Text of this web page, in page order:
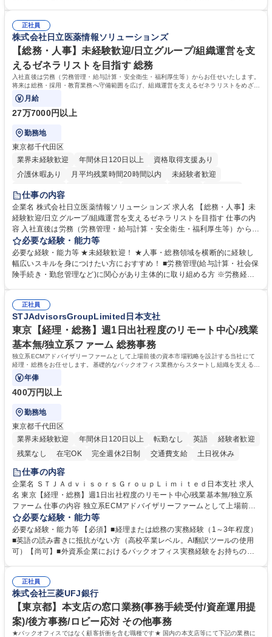
正社員
株式会社日立医薬情報ソリューションズ
【総務・人事】未経験歓迎/日立グループ/組織運営を支
えるゼネラリストを目指す 総務
入社直後は労務（労務管理・給与計算・安全衛生・福利厚生等）からお任せいたします。
将来は総務・採用・教育業務へ守備範囲を広げ、組織運営を支えるゼネラリストをめざせ
ます。
月給
27万7000円以上
勤務地
東京都千代田区
業界未経験歓迎
年間休日120日以上
資格取得支援あり
介護休暇あり
月平均残業時間20時間以内
未経験者歓迎
住宅手当あり
育休あり
完全週休2日制 交通費支給 土日祝休み 寮・社宅あり
仕事の内容
企業名 株式会社日立医薬情報ソリューションズ 求人名 【総務・人事】未
経験歓迎/日立グループ/組織運営を支えるゼネラリストを目指す 仕事の内
容 入社直後は労務（労務管理・給与計算・安全衛生・福利厚生等）からお
任せいたします。将来は総務・採用・教育業務へ守備範囲を広げ、組織運
営を支えるゼネラリストをめざせます。 ・初期業務：労働時間管理、給与
計算、社会保険対応、福利厚生管理、安全衛生、健康経営推進等をお任せ
します。ご経験に応じて、休職者管理など、幅広く経験を積んでいただき
幅広く経験を積みたい意欲がある方に最適な環境です。 募集職種 【総
務・人事】未経験歓迎/日立グループ/組織運営を支えるゼネラリストを目
指す
必要な経験・能力等
必要な経験・能力等 ★未経験歓迎！ ★人事・総務領域を横断的に経験し
幅広いスキルを身につけたい方におすすめ！ ■労務管理(給与計算・社会保
険手続き・勤怠管理など)に関心があり主体的に取り組める方 ※労務経験
のご経験 ■労務管理（給与計算・社会保険手続き・勤怠管理など）の経験
■衛生管理者の資格をお持ちの方 学歴・資格 学歴：大学院 大学 高専 短大
専修学校 高校 語学力： 資格：
正社員
STJAdvisorsGroupLimited日本支社
東京【経理・総務】週1日出社程度のリモート中心/残業
基本無/独立系ファーム 総務事務
独立系ECMアドバイザリーファームとして上場前後の資本市場戦略を設計する当社にて
経理・総務をお任せします。基礎的なバックオフィス業務からスタートし組織を支える専
任担当として広く活躍できる環境です。
年俸
400万円以上
勤務地
東京都千代田区
業界未経験歓迎
年間休日120日以上 転勤なし 英語
経験者歓迎
残業なし
在宅OK 完全週休2日制 交通費支給 土日祝休み
仕事の内容
企業名 ＳＴＪＡｄｖｉｓｏｒｓＧｒｏｕｐＬｉｍｉｔｅｄ日本支社 求人
名 東京【経理・総務】週1日出社程度のリモート中心/残業基本無/独立系
ファーム 仕事の内容 独立系ECMアドバイザリーファームとして上場前後
の資本市場戦略を設計する当社にて経理・総務をお任せします。基礎的な
バックオフィス業務からスタートし組織を支える専任担当として広く活躍
できる環境です。 ■日常経理、月次および年次決算サポート業務 ■本国
（グローバル）との英文メール対応（AI翻訳ツール等を使用しての対応で
業務をお任せします。残業も基本的には発生せず、ご自身のペースで業務
を進めやすく定着率の高い環境です。 募集職種 東京【経理・総務】週1日
出社程度のリモート中心/残業基本無/独立系ファーム
必要な経験・能力等
必要な経験・能力等 【必須】■経理または総務の実務経験（1～3年程度）
■英語の読み書きに抵抗がない方（高校卒業レベル。AI翻訳ツールの使用
可）【尚可】■外資系企業におけるバックオフィス実務経験をお持ちの方
【働き方について】現在は週4日程度の在宅勤務を実施しており、ワーク
ライフバランスを重視する方に最適な環境です（フルリモートも面接で相
談可）。【求める人物像】幅広いバックオフィス業務に柔軟に対応でき、
社内外と円滑にコミュニケーションを取りながら業務を推進できる方 学
歴・資格 学歴：大学院 大学 高専 短大 専修学校 高校 語学力： 資格：
正社員
株式会社三菱UFJ銀行
【東京都】本支店の窓口業務(事務手続受付/資産運用提
案)/後方事務/ロビー応対 その他事務
★バックオフィスではなく顧客折衝を含む職種です★ 国内の本支店等にて下記の業務に